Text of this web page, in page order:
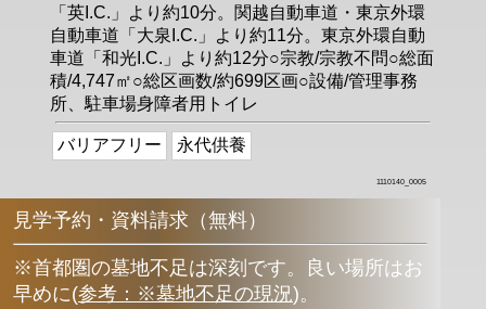
「英I.C.」より約10分。関越自動車道・東京外環
自動車道「大泉I.C.」より約11分。東京外環自動
車道「和光I.C.」より約12分○宗教/宗教不問○総面
積/4,747㎡○総区画数/約699区画○設備/管理事務
所、駐車場身障者用トイレ
バリアフリー 永代供養
1110140_0005
見学予約・資料請求（無料）
※首都圏の墓地不足は深刻です。良い場所はお
早めに(参考：※墓地不足の現況)。